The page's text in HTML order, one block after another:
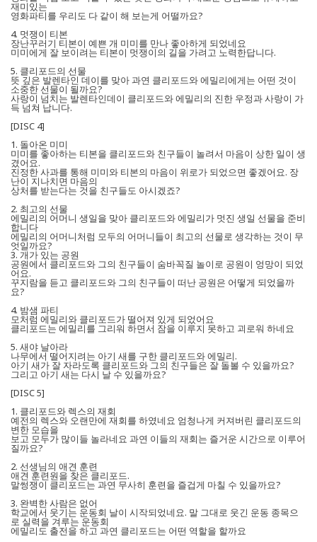
재미있는
영화파티를 우리도 다 같이 해 보는게 어떨까요?
4. 멋쟁이 티본
장난꾸러기 티본이 예쁜 개 미미를 만나 좋아하게 되었네요
미미에게 잘 보이려는 티본이 멋쟁이의 길을 가려고 노력한답니다.
5. 클리포드의 선물
뜻 깊은 발렌타인 데이를 맞아 과연 클리포드와 에밀리에게는 어떤 것이
소중한 선물이 될까요?
사랑이 넘치는 발렌타인데이 클리포드와 에밀리의 진한 우정과 사랑이 가
득 넘쳐 납니다.
[DISC 4]
1. 돌아온 미미
미미를 좋아하는 티본을 클리포드와 친구들이 놀려서 마음이 상한 일이 생
겼어요.
진정한 사과를 통해 미미와 티본의 마음이 위로가 되었으면 좋겠어요. 장
난이 지나치면 마음의
상처를 받는다는 것을 친구들도 아시겠죠?
2. 최고의 선물
에밀리의 어머니 생일을 맞아 클리포드와 에밀리가 멋진 생일 선물을 준비
합니다
에밀리의 어머니처럼 모두의 어머니들이 최고의 선물로 생각하는 것이 무
엇일까요?
3. 개가 있는 공원
공원에서 클리포드와 그의 친구들이 숨바꼭질 놀이로 공원이 엉망이 되었
어요.
꾸지람을 듣고 클리포드와 그의 친구들이 떠난 공원은 어떻게 되었을까
요?
4. 밤샘 파티
모처럼 에밀리와 클리포드가 떨어져 있게 되었어요
클리포드는 에밀리를 그리워 하면서 잠을 이루지 못하고 괴로워 하네요
5. 새야 날아라
나무에서 떨어지려는 아기 새를 구한 클리포드와 에밀리.
아기 새가 잘 자라도록 클리포드와 그의 친구들은 잘 돌볼 수 있을까요?
그리고 아기 새는 다시 날 수 있을까요?
[DISC 5]
1. 클리포드와 렉스의 재회
예전의 렉스와 오랜만에 재회를 하였네요 엄청나게 커져버린 클리포드의
변한 모습을
보고 모두가 많이들 놀라네요 과연 이들의 재회는 즐거운 시간으로 이루어
질까요?
2. 선생님의 애견 훈련
애견 훈련원을 찾은 클리포드.
말썽쟁이 클리포드는 과연 무사히 훈련을 즐겁게 마칠 수 있을까요?
3. 완벽한 사람은 없어
학교에서 웃기는 운동회 날이 시작되었네요. 말 그대로 웃긴 운동 종목으
로 실력을 겨루는 운동회
에밀리도 출전을 하고 과연 클리포드는 어떤 역할을 할까요